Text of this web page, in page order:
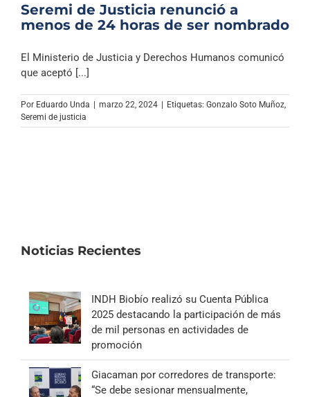
Columnas
Archivo Sonoro
Seremi de Justicia renunció a
menos de 24 horas de ser nombrado
El Ministerio de Justicia y Derechos Humanos comunicó
que aceptó [...]
Por Eduardo Unda | marzo 22, 2024 | Etiquetas: Gonzalo Soto Muñoz
Seremi de justicia
Noticias Recientes
INDH Biobío realizó su Cuenta Pública
2025 destacando la participación de más
de mil personas en actividades de
promoción
Giacaman por corredores de transporte:
“Se debe sesionar mensualmente,